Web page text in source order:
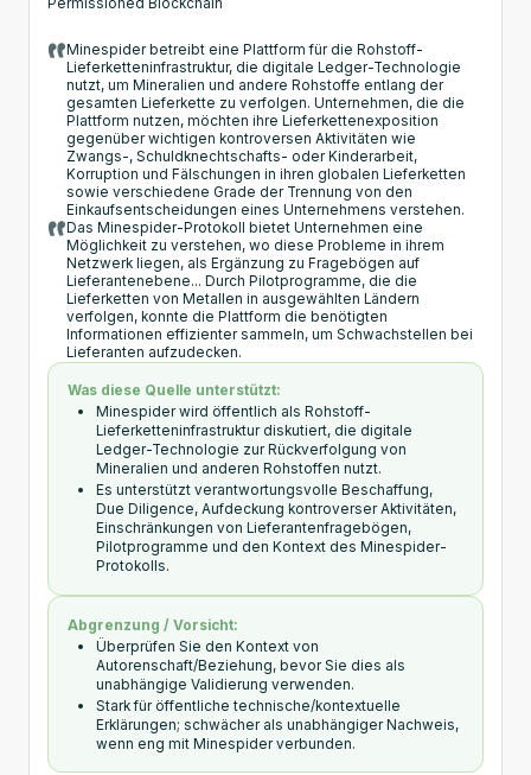
Permissioned Blockchain
Minespider betreibt eine Plattform für die Rohstoff-
Lieferketteninfrastruktur, die digitale Ledger-Technologie
nutzt, um Mineralien und andere Rohstoffe entlang der
gesamten Lieferkette zu verfolgen. Unternehmen, die die
Plattform nutzen, möchten ihre Lieferkettenexposition
gegenüber wichtigen kontroversen Aktivitäten wie
Zwangs-, Schuldknechtschafts- oder Kinderarbeit,
Korruption und Fälschungen in ihren globalen Lieferketten
sowie verschiedene Grade der Trennung von den
Einkaufsentscheidungen eines Unternehmens verstehen.
Das Minespider-Protokoll bietet Unternehmen eine
Möglichkeit zu verstehen, wo diese Probleme in ihrem
Netzwerk liegen, als Ergänzung zu Fragebögen auf
Lieferantenebene... Durch Pilotprogramme, die die
Lieferketten von Metallen in ausgewählten Ländern
verfolgen, konnte die Plattform die benötigten
Informationen effizienter sammeln, um Schwachstellen bei
Lieferanten aufzudecken.
Was diese Quelle unterstützt:
Minespider wird öffentlich als Rohstoff-
Lieferketteninfrastruktur diskutiert, die digitale
Ledger-Technologie zur Rückverfolgung von
Mineralien und anderen Rohstoffen nutzt.
Es unterstützt verantwortungsvolle Beschaffung,
Due Diligence, Aufdeckung kontroverser Aktivitäten,
Einschränkungen von Lieferantenfragebögen,
Pilotprogramme und den Kontext des Minespider-
Protokolls.
Abgrenzung / Vorsicht:
Überprüfen Sie den Kontext von
Autorenschaft/Beziehung, bevor Sie dies als
unabhängige Validierung verwenden.
Stark für öffentliche technische/kontextuelle
Erklärungen; schwächer als unabhängiger Nachweis,
wenn eng mit Minespider verbunden.